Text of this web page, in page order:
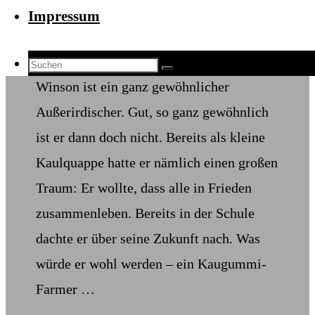
Impressum
Suchen
Suchen
nach:
Suchen
Oktober 2022
Polizist,Weltraumpolizist,Winson 0
Winson ist ein ganz gewöhnlicher
Außerirdischer. Gut, so ganz gewöhnlich
ist er dann doch nicht. Bereits als kleine
Kaulquappe hatte er nämlich einen großen
Traum: Er wollte, dass alle in Frieden
zusammenleben. Bereits in der Schule
dachte er über seine Zukunft nach. Was
würde er wohl werden – ein Kaugummi-
Farmer …